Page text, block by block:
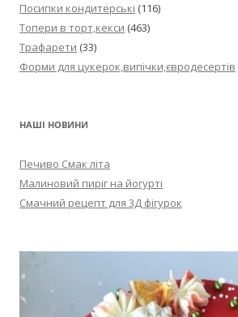
Посипки кондитерські (116)
Топери в торт,кекси (463)
Трафарети (33)
Форми для цукерок,випічки,євродесертів
НАШІ НОВИНИ
Печиво Смак літа
Малиновий пиріг на йогурті
Смачний рецепт для 3Д фігурок